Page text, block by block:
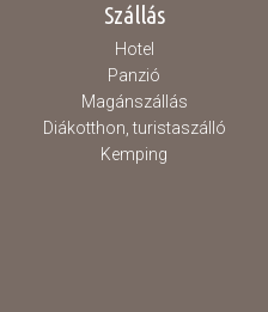
Szállás
Hotel
Panzió
Magánszállás
Diákotthon, turistaszálló
Kemping